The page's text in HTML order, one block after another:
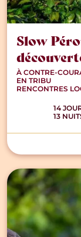
Slow
À CONTRE-
EN TRIBU
RENCONTRES
14
13